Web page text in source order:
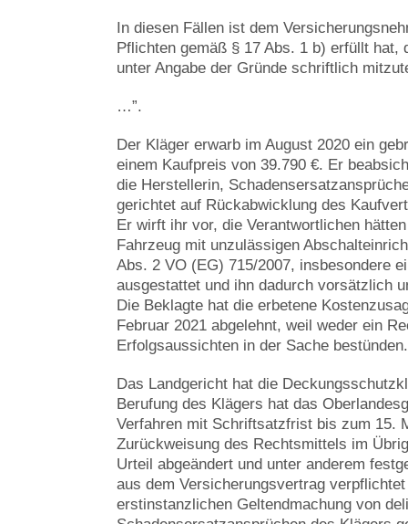
In diesen Fällen ist dem
Pflichten gemäß § 17 Abs. 1 b) erfüllt hat,
unter Angabe der Gründe schriftlich
…”.
Der Kläger erwarb im August 2020 ein
einem Kaufpreis von 39.790 €. Er
die Herstellerin,
gerichtet auf Rückabwicklung des
Er wirft ihr vor, die Verantwortlichen
Fahrzeug mit unzulässigen
Abs. 2 VO (EG) 715/2007, insbesondere
ausgestattet und ihn dadurch vorsätzlich
Die Beklagte hat die erbetene
Februar 2021 abgelehnt, weil weder ein
Erfolgsaussichten in der Sache bestünden.
Das Landgericht hat die
Berufung des Klägers hat das
Verfahren mit Schriftsatzfrist bis zum 15.
Zurückweisung des Rechtsmittels im
Urteil abgeändert und unter anderem
aus dem Versicherungsvertrag
erstinstanzlichen Geltendmachung von